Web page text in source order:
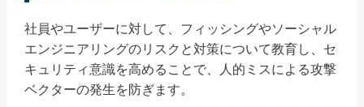
社員やユーザーに対して、フィッシングやソーシャル
エンジニアリングのリスクと対策について教育し、セ
キュリティ意識を高めることで、人的ミスによる攻撃
ベクターの発生を防ぎます。